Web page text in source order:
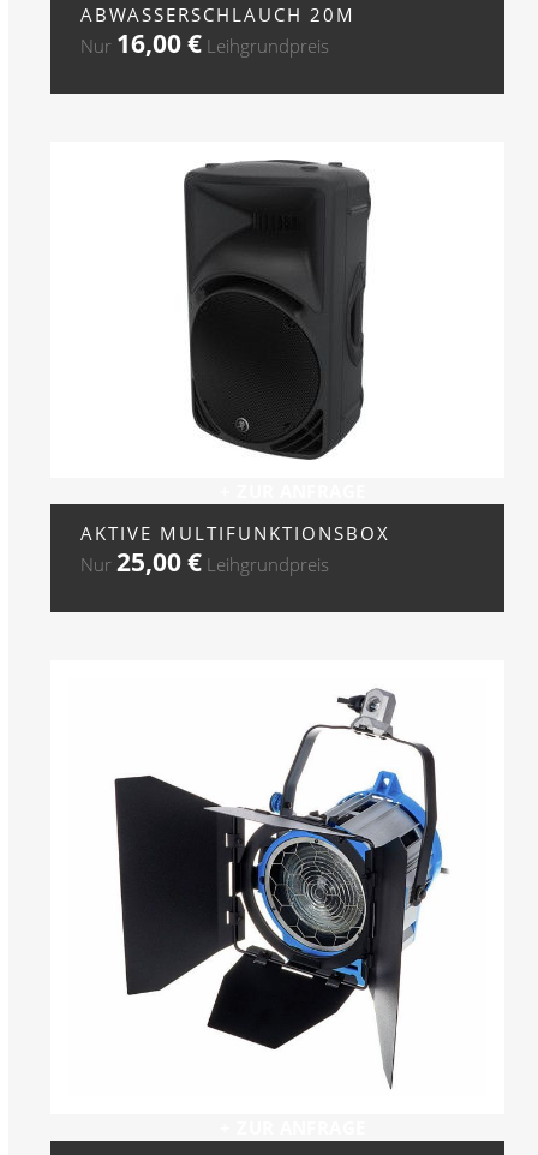
ABWASSERSCHLAUCH 20M
Nur 16,00€ Leihgrundpreis
AKTIVE MULTIFUNKTIONSBOX
Nur25,00€ Leihgrundpreis